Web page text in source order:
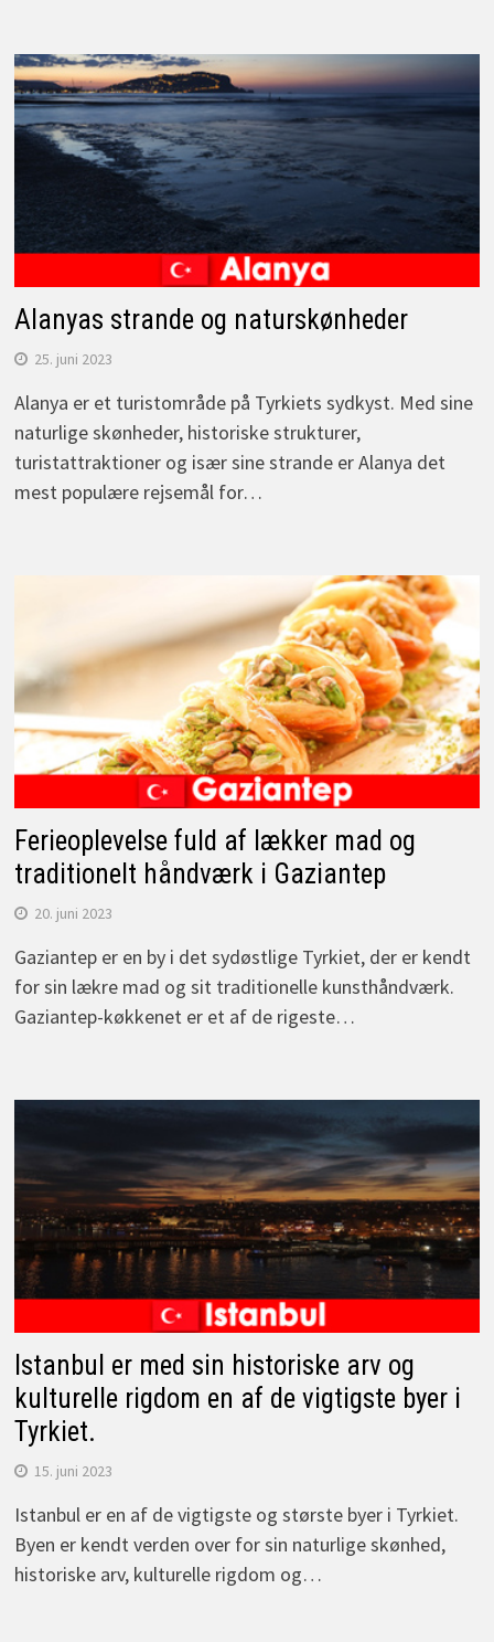
Alanyas strande og naturskønheder
25. juni 2023
Alanya er et turistområde på Tyrkiets sydkyst. Med sine
naturlige skønheder, historiske strukturer,
turistattraktioner og især sine strande er Alanya det
mest populære rejsemål for…
Ferieoplevelse fuld af lækker mad og
traditionelt håndværk i Gaziantep
20. juni 2023
Gaziantep er en by i det sydøstlige Tyrkiet, der er kendt
for sin lækre mad og sit traditionelle kunsthåndværk.
Gaziantep-køkkenet er et af de rigeste…
Istanbul er med sin historiske arv og
kulturelle rigdom en af de vigtigste byer i
Tyrkiet.
15. juni 2023
Istanbul er en af de vigtigste og største byer i Tyrkiet.
Byen er kendt verden over for sin naturlige skønhed,
historiske arv, kulturelle rigdom og…